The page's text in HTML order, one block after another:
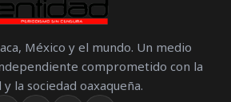
México y el mundo. Un medio
comprometido con la
la sociedad oaxaqueña.